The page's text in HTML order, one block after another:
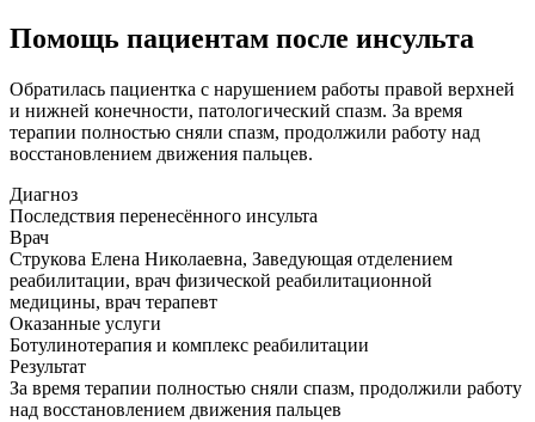
Помощь пациентам после инсульта
Обратилась пациентка с нарушением работы правой верхней
и нижней конечности, патологический спазм. За время
терапии полностью сняли спазм, продолжили работу над
восстановлением движения пальцев.
Диагноз
Последствия перенесённого инсульта
Врач
Струкова Елена Николаевна, Заведующая отделением
реабилитации, врач физической реабилитационной
медицины, врач терапевт
Оказанные услуги
Ботулинотерапия и комплекс реабилитации
Результат
За время терапии полностью сняли спазм, продолжили работу
над восстановлением движения пальцев